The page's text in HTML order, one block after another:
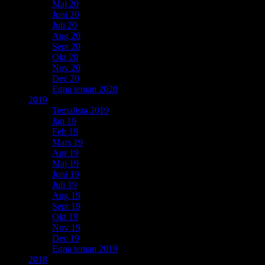
Maj 20
Juni 20
Juli 20
Aug 20
Sept 20
Okt 20
Nov 20
Dec 20
Egna teman 2020
2019
Temalista 2019
Jan 19
Feb 19
Mars 19
Apr 19
Maj 19
Juni 19
Juli 19
Aug 19
Sept 19
Okt 19
Nov 19
Dec 19
Egna teman 2019
2018